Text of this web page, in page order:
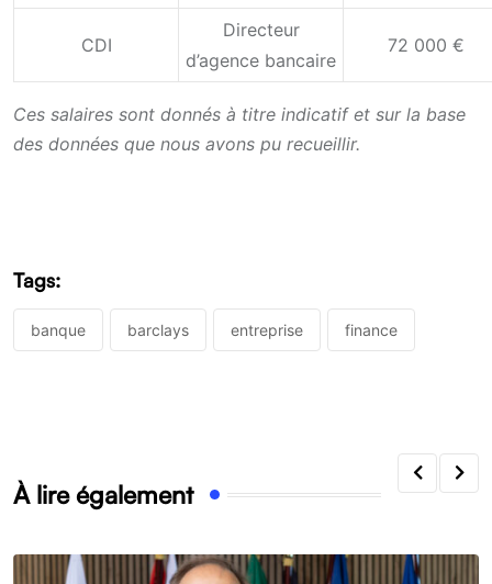
CDI
Directeur
d’agence bancaire
72 000 €
Ces salaires sont donnés à titre indicatif et sur la base
des données que nous avons pu recueillir.
Tags:
banque barclays entreprise finance
À lire également